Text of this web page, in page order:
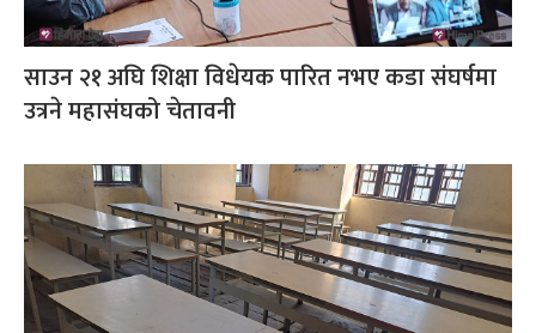
साउन २१ अघि शिक्षा विधेयक पारित नभए कडा संघर्षमा
उत्रने महासंघको चेतावनी